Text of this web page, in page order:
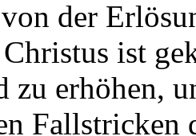
der
ist
zu erhöhen,
Fallstricken